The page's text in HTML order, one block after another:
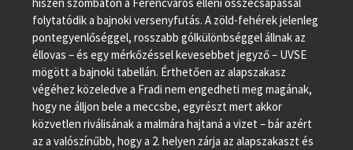
hiszen szombaton a Ferencváros elleni összecsapással
folytatódik a bajnoki versenyfutás. A zöld-fehérek jelenleg
pontegyenlőséggel, rosszabb gólkülönbséggel állnak az
éllovas – és egy mérkőzéssel kevesebbet jegyző – UVSE
mögött a bajnoki tabellán. Érthetően az alapszakasz
végéhez közeledve a Fradi nem engedheti meg magának,
hogy ne álljon bele a meccsbe, egyrészt mert akkor
közvetlen riválisának a malmára hajtaná a vizet – bár azért
az a valószínűbb, hogy a 2. helyen zárja az alapszakaszt és